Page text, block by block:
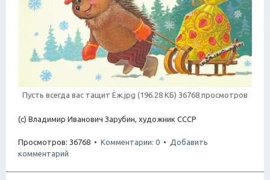
Пусть всегда вас тащит Ёж.jpg (196.28 КБ) 36768 просмотров
(с) Владимир Иванович Зарубин, художник СССР
Просмотров: 36768 • Комментарии: 0 •
Добавить
комментарий